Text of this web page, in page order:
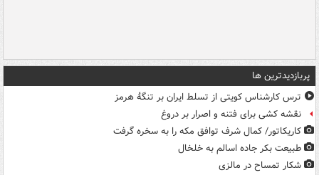
پربازدیدترین ها
ترس کارشناس کویتی از تسلط ایران بر تنگۀ هرمز
نقشه کشی برای فتنه و اصرار بر دروغ
کاریکاتور/ کمال شرف توافق مکه را به سخره گرفت
طبیعت بکر جاده اسالم به خلخال
شکار تمساح در مالزی